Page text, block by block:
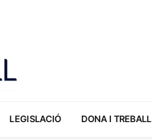
LEGISLACIÓ DONA I TREBALL